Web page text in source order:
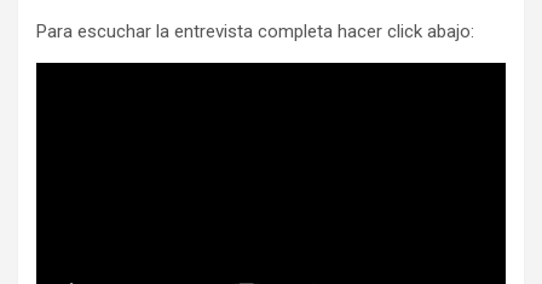
Para escuchar la entrevista completa hacer click abajo: